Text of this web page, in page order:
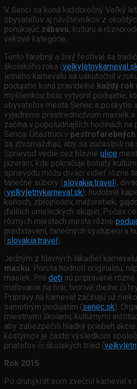
V Senci sa koná každoročný Veľký
obyvateľov aj návštevníkov z
ponúkajúc zábavu, kultúru a
vekové kategórie.
Tento farebný a živý festival sa
školského roka (
letného karnevalu sa uskutočnil v
podujatie koná pravidelne každý rok
myšlienkou bolo vytvoriť podujatie,
obyvateľov mesta Senec a poskytlo
vyjadrenie prostredníctvom masiek a
začína v popoludňajších hodinách na
Senca. Účastníci v pestrofarebných
sa zhromažďujú, aby sa zúčastnili
Sprievod vedie cez hlavné ulice
jazerám, kde pokračuje bohatý
sprievodu môžu diváci vidieť rôzne
tanečné súbory (slovakia.travel),
(velkyletnykarneval.sk), hudobné
koňoch, zbrojnošov, mažoretiek,
ďalších umeleckých skupín. Počas
rôznych miestach mesta rôzne
predstavení, tanečných vystúpení a
(slovakia.travel).
Jedným z hlavných lákadiel
masku. Porota hodnotí originalitu,
masiek. Pre deti sú pripravené
maľovanie na tvár, tvorivé dielne či
Prípravy na karneval začínajú už
samotným podujatím (senec.sk).
miestnymi školami, kultúrnymi
aby zabezpečili hladký priebeh
kostýmov je často výsledkom
priateľov či školských tried (
Rok 2015
Po druhýkrát som zvečnil karneval v